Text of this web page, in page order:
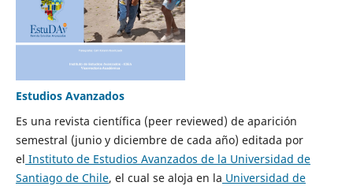
Estudios Avanzados
Es una revista científica (peer reviewed) de aparición
semestral (junio y diciembre de cada año) editada por
el Instituto de Estudios Avanzados de la Universidad de
Santiago de Chile, el cual se aloja en la Universidad de